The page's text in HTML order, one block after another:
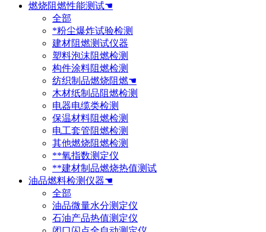
燃烧阻燃性能测试☚
全部
*粉尘爆炸试验检测
建材阻燃测试仪器
塑料泡沫阻燃检测
构件涂料阻燃检测
纺织制品燃烧阻燃☚
木材纸制品阻燃检测
电器电缆类检测
保温材料阻燃检测
电工套管阻燃检测
其他燃烧阻燃检测
**氧指数测定仪
**建材制品燃烧热值测试
油品燃料检测仪器☚
全部
油品微量水分测定仪
石油产品热值测定仪